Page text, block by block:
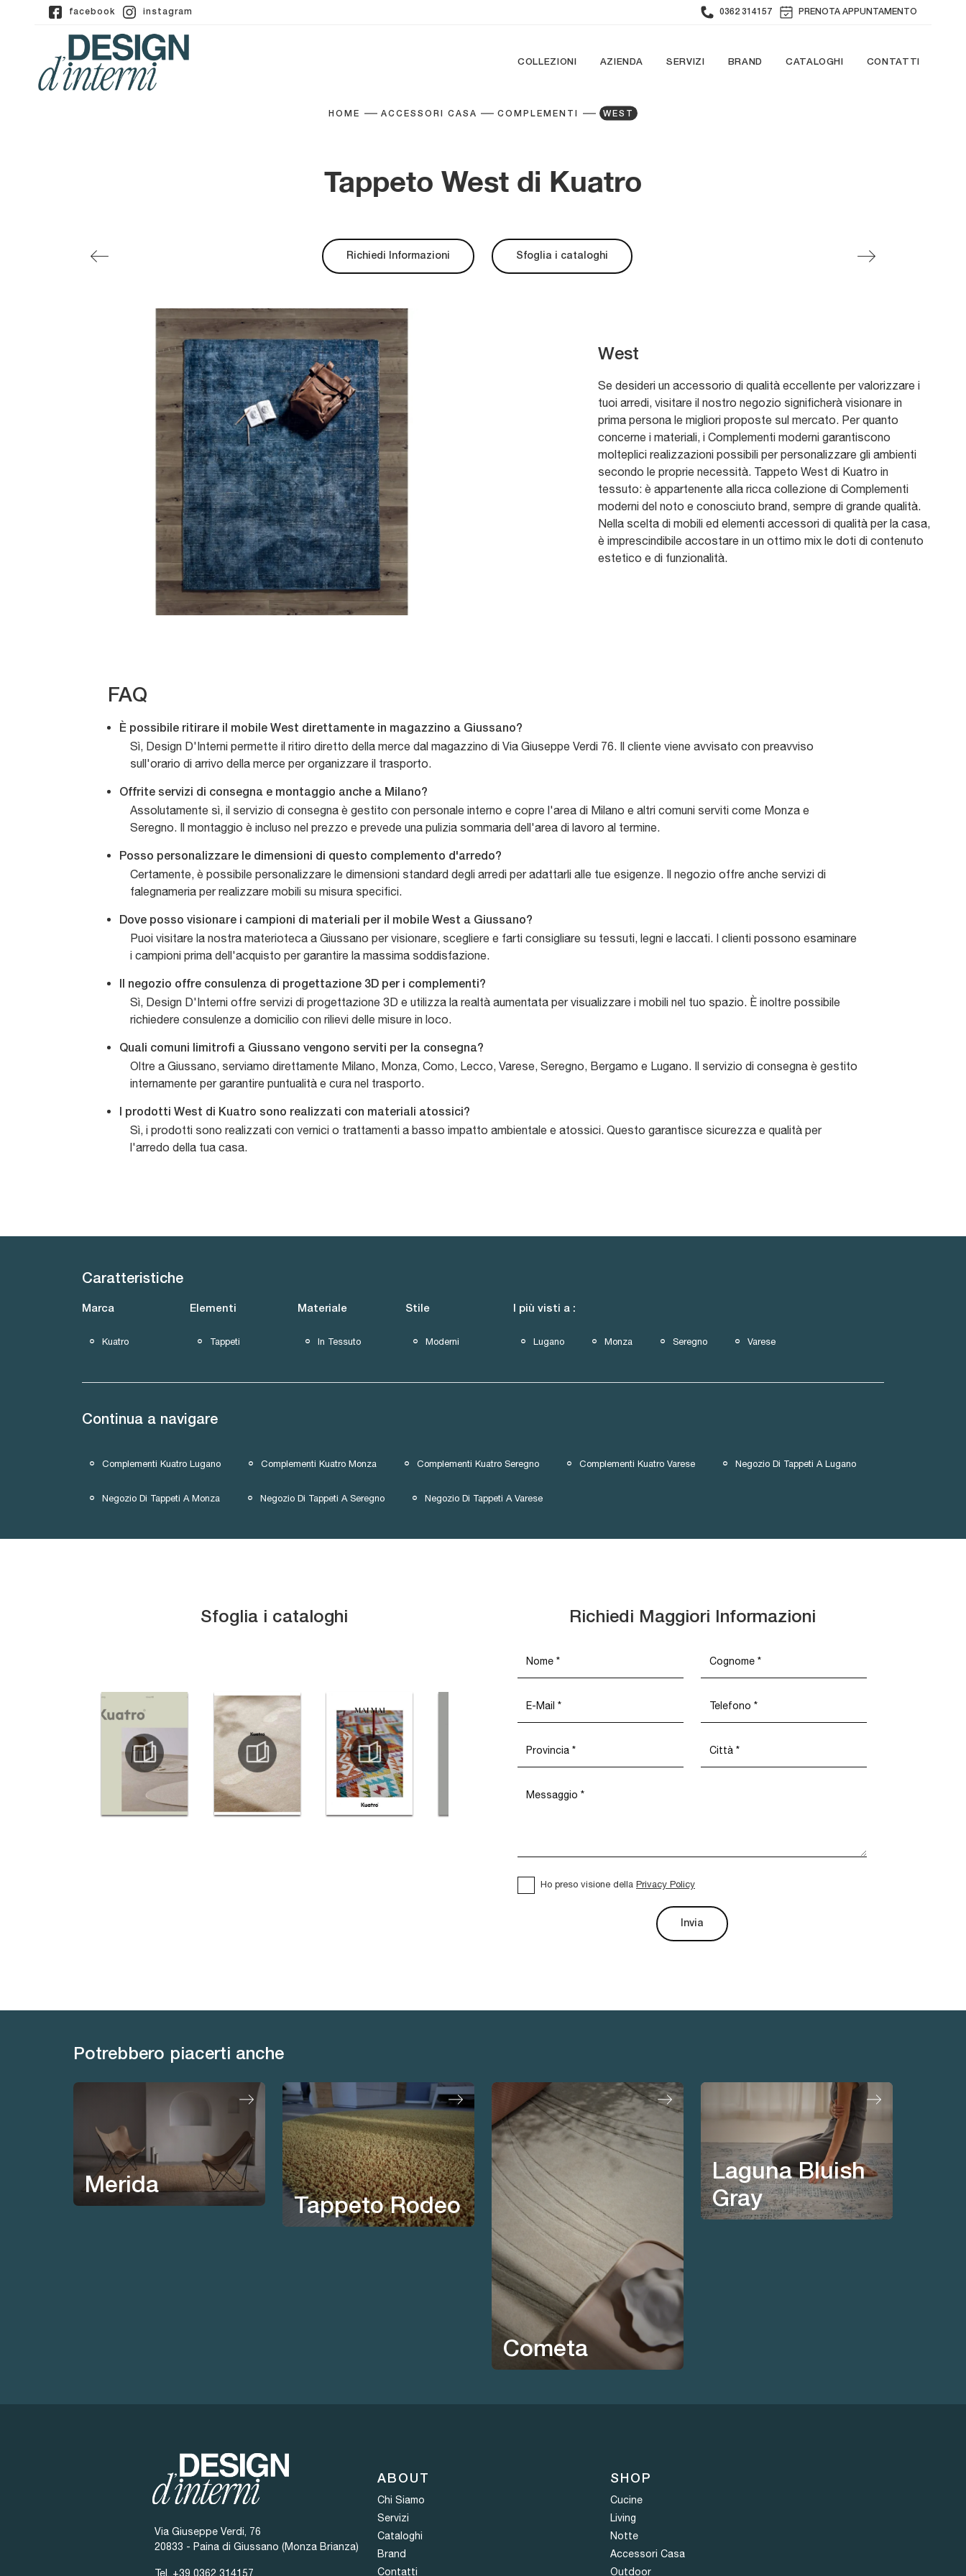
facebook instagram 0362 314157 PRENOTA APPUNTAMENTO
COLLEZIONI AZIENDA SERVIZI BRAND CATALOGHI CONTATTI
HOME ACCESSORI CASA COMPLEMENTI WEST
Tappeto West di Kuatro
Richiedi Informazioni Sfoglia i cataloghi
West
Se desideri un accessorio di qualità eccellente per valorizzare i
tuoi arredi, visitare il nostro negozio significherà visionare in
prima persona le migliori proposte sul mercato. Per quanto
concerne i materiali, i Complementi moderni garantiscono
molteplici realizzazioni possibili per personalizzare gli ambienti
secondo le proprie necessità. Tappeto West di Kuatro in
tessuto: è appartenente alla ricca collezione di Complementi
moderni del noto e conosciuto brand, sempre di grande qualità.
Nella scelta di mobili ed elementi accessori di qualità per la casa,
è imprescindibile accostare in un ottimo mix le doti di contenuto
estetico e di funzionalità.
FAQ
È possibile ritirare il mobile West direttamente in magazzino a Giussano?
Sì, Design D'Interni permette il ritiro diretto della merce dal magazzino di Via Giuseppe Verdi 76. Il cliente viene avvisato con preavviso
sull'orario di arrivo della merce per organizzare il trasporto.
Offrite servizi di consegna e montaggio anche a Milano?
Assolutamente sì, il servizio di consegna è gestito con personale interno e copre l'area di Milano e altri comuni serviti come Monza e
Seregno. Il montaggio è incluso nel prezzo e prevede una pulizia sommaria dell'area di lavoro al termine.
Posso personalizzare le dimensioni di questo complemento d'arredo?
Certamente, è possibile personalizzare le dimensioni standard degli arredi per adattarli alle tue esigenze. Il negozio offre anche servizi di
falegnameria per realizzare mobili su misura specifici.
Dove posso visionare i campioni di materiali per il mobile West a Giussano?
Puoi visitare la nostra materioteca a Giussano per visionare, scegliere e farti consigliare su tessuti, legni e laccati. I clienti possono esaminare
i campioni prima dell'acquisto per garantire la massima soddisfazione.
Il negozio offre consulenza di progettazione 3D per i complementi?
Sì, Design D'Interni offre servizi di progettazione 3D e utilizza la realtà aumentata per visualizzare i mobili nel tuo spazio. È inoltre possibile
richiedere consulenze a domicilio con rilievi delle misure in loco.
Quali comuni limitrofi a Giussano vengono serviti per la consegna?
Oltre a Giussano, serviamo direttamente Milano, Monza, Como, Lecco, Varese, Seregno, Bergamo e Lugano. Il servizio di consegna è gestito
internamente per garantire puntualità e cura nel trasporto.
I prodotti West di Kuatro sono realizzati con materiali atossici?
Sì, i prodotti sono realizzati con vernici o trattamenti a basso impatto ambientale e atossici. Questo garantisce sicurezza e qualità per
l'arredo della tua casa.
Caratteristiche
Marca
Kuatro
Elementi
Tappeti
Materiale
In Tessuto
Stile
Moderni
I più visti a :
Lugano Monza Seregno Varese
Continua a navigare
Complementi Kuatro Lugano Complementi Kuatro Monza Complementi Kuatro Seregno Complementi Kuatro Varese Negozio Di Tappeti A Lugano
Negozio Di Tappeti A Monza Negozio Di Tappeti A Seregno Negozio Di Tappeti A Varese
Sfoglia i cataloghi Richiedi Maggiori Informazioni
Ho preso visione della Privacy Policy
Invia
Potrebbero piacerti anche
Merida
Tappeto Rodeo
Cometa
Laguna Bluish
Gray
Via Giuseppe Verdi, 76
20833 - Paina di Giussano (Monza Brianza)
Tel. +39 0362 314157
ABOUT
Chi Siamo
Servizi
Cataloghi
Brand
Contatti
SHOP
Cucine
Living
Notte
Accessori Casa
Outdoor